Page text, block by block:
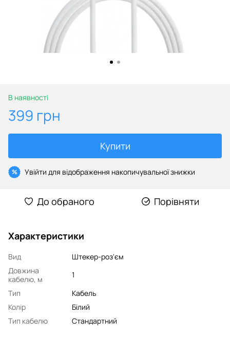
В наявності
399 грн
Купити
% Увійти для відображення накопичувальної знижки
До обраного Порівняти
Характеристики
Вид
Штекер-роз'єм
Довжина
кабелю, м
1
Тип
Кабель
Колір
Білий
Тип кабелю
Стандартний